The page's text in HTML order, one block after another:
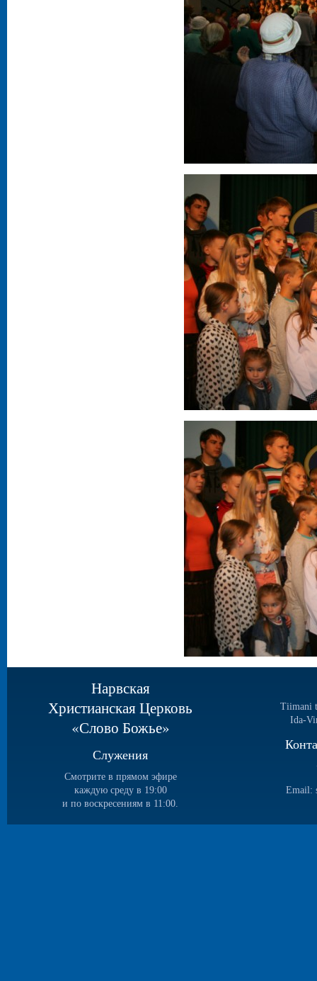
Нарвская
Христианская Церковь
«Слово Божье»
Служения
Смотрите в прямом эфире
каждую среду в 19:00
и по воскресениям в 11:00.
Tiimani
Ida-
Email: